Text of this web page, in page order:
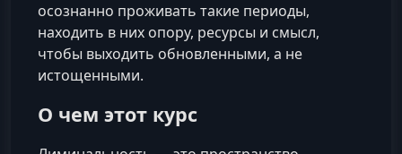
осознанно проживать такие периоды,
находить в них опору, ресурсы и смысл,
чтобы выходить обновленными, а не
истощенными.
О чем этот курс